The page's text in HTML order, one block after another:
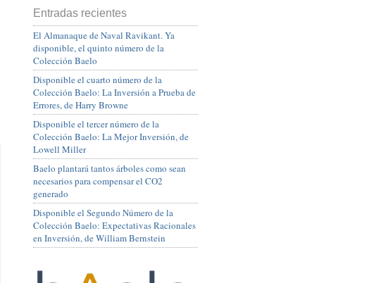
Entradas recientes
El Almanaque de Naval Ravikant. Ya
disponible, el quinto número de la
Colección Baelo
Disponible el cuarto número de la
Colección Baelo: La Inversión a Prueba de
Errores, de Harry Browne
Disponible el tercer número de la
Colección Baelo: La Mejor Inversión, de
Lowell Miller
Baelo plantará tantos árboles como sean
necesarios para compensar el CO2
generado
Disponible el Segundo Número de la
Colección Baelo: Expectativas Racionales
en Inversión, de William Bernstein